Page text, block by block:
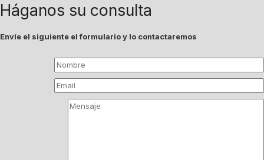
Háganos su consulta
Envíe el siguiente el formulario y lo contactaremos